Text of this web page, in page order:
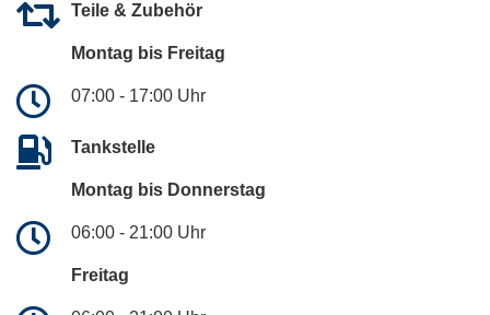
Teile & Zubehör
Montag bis Freitag
07:00 - 17:00 Uhr
Tankstelle
Montag bis Donnerstag
06:00 - 21:00 Uhr
Freitag